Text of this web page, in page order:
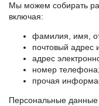
Мы можем собирать
включая:
фамилия, имя,
почтовый адрес
адрес
номер телефона;
прочая
Персональные данные